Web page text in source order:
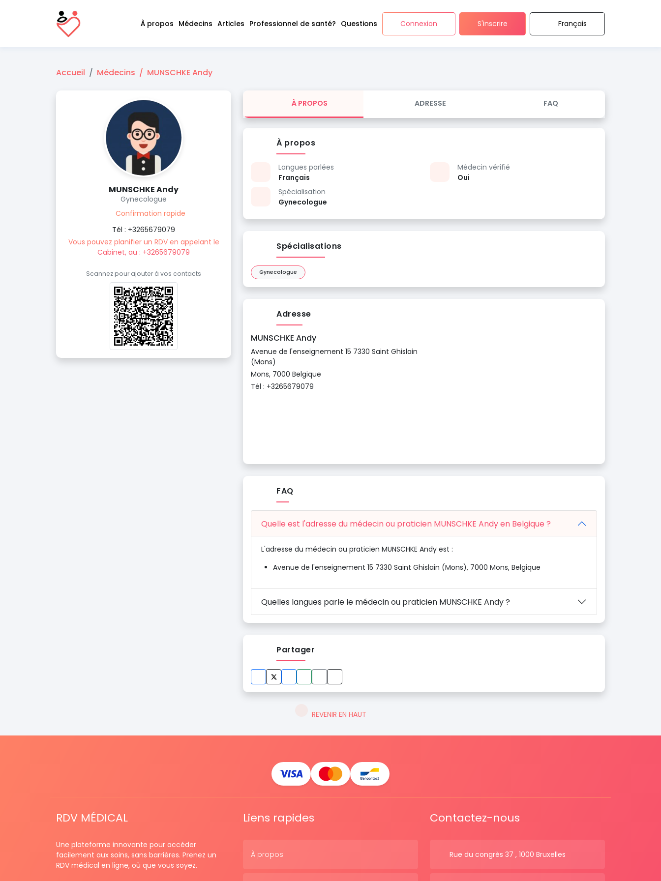
À propos Médecins Articles Professionnel de santé? Questions Connexion S'inscrire Français
Accueil Médecins MUNSCHKE Andy
MUNSCHKE Andy
Gynecologue
Confirmation rapide
Tél : +3265679079
Vous pouvez planifier un RDV en appelant le
Cabinet, au : +3265679079
Scannez pour ajouter à vos contacts
À PROPOS ADRESSE FAQ
À propos
Langues parlées
Français
Spécialisation
Gynecologue
Médecin vérifié
Oui
Spécialisations
Gynecologue
Adresse
MUNSCHKE Andy
Avenue de l'enseignement 15 7330 Saint Ghislain
(Mons)
Mons, 7000 Belgique
Tél : +3265679079
FAQ
Quelle est l'adresse du médecin ou praticien MUNSCHKE Andy en Belgique ?
L'adresse du médecin ou praticien MUNSCHKE Andy est :
Avenue de l'enseignement 15 7330 Saint Ghislain (Mons), 7000 Mons, Belgique
Quelles langues parle le médecin ou praticien MUNSCHKE Andy ?
Partager
REVENIR EN HAUT
RDV MÉDICAL
Une plateforme innovante pour accéder
facilement aux soins, sans barrières. Prenez un
RDV médical en ligne, où que vous soyez.
Liens rapides
À propos
Contactez-nous
Rue du congrès 37 , 1000 Bruxelles